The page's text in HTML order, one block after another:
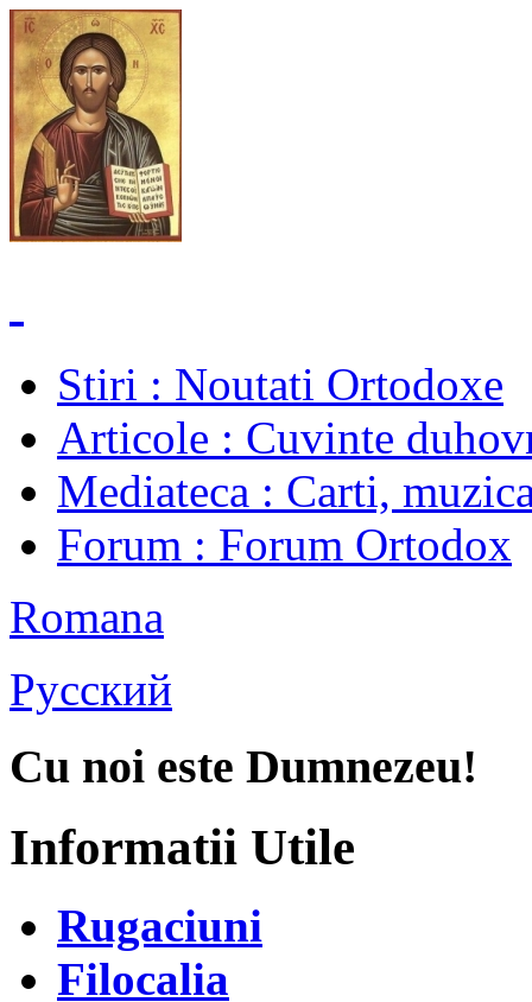
Stiri : Noutati Ortodoxe
Articole : Cuvinte
Mediateca : Carti,
Forum : Forum Ortodox
Romana
Русский
Cu noi este Dumnezeu!
Informatii Utile
Rugaciuni
Filocalia